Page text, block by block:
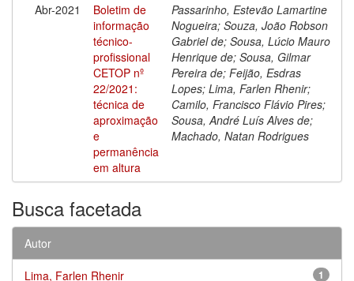
Abr-2021
Boletim de
informação
técnico-
profissional
CETOP nº
22/2021:
técnica de
aproximação
e
permanência
em altura
Passarinho, Estevão Lamartine
Nogueira; Souza, João Robson
Gabriel de; Sousa, Lúcio Mauro
Henrique de; Sousa, Gilmar
Pereira de; Feijão, Esdras
Lopes; Lima, Farlen Rhenir;
Camilo, Francisco Flávio Pires;
Sousa, André Luís Alves de;
Machado, Natan Rodrigues
Busca facetada
Autor
1
Lima, Farlen Rhenir